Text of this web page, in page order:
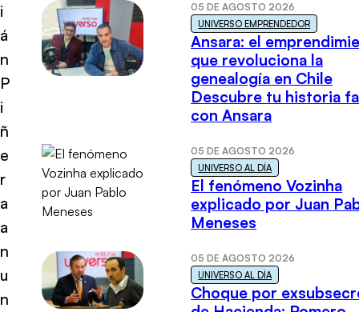
i
á
n
P
i
ñ
e
r
a
a
n
u
n
05 DE AGOSTO 2026
UNIVERSO EMPRENDEDOR
Ansara: el
que revoluciona la
genealogía en Chile
Descubre tu historia
con Ansara
05 DE AGOSTO 2026
UNIVERSO AL DÍA
El fenómeno Vozinha
explicado por Juan
Meneses
05 DE AGOSTO 2026
UNIVERSO AL DÍA
Choque por